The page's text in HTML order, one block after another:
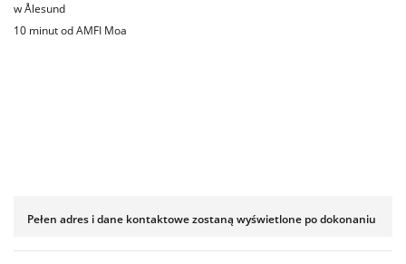
w Ålesund
10 minut od AMFI Moa
Pełen adres i dane kontaktowe zostaną wyświetlone po dokonaniu